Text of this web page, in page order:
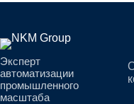
Эксперт
автоматизации
промышленного
масштаба